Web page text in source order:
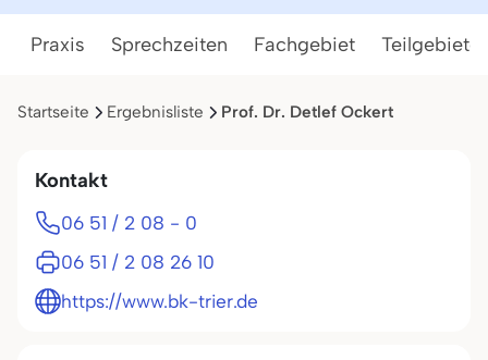
Praxis Sprechzeiten Fachgebiet Teilgebiete
Startseite Ergebnisliste Prof. Dr. Detlef Ockert
Kontakt
06 51 / 2 08 - 0
06 51 / 2 08 26 10
https://www.bk-trier.de